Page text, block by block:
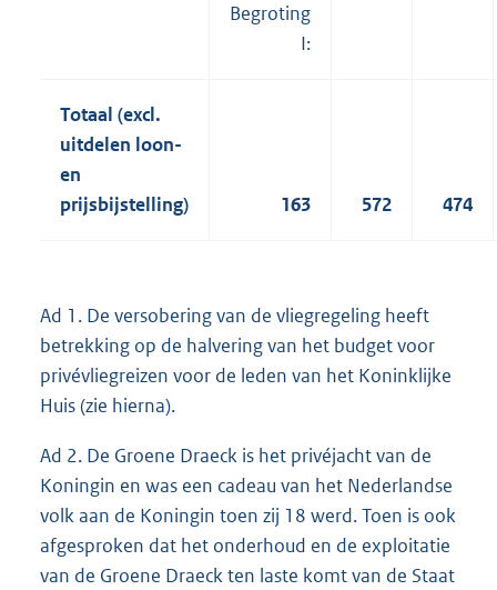
Begroting
I:
Totaal (excl.
uitdelen loon-
en
prijsbijstelling)
163 572 474
Ad 1. De versobering van de vliegregeling heeft
betrekking op de halvering van het budget voor
privévliegreizen voor de leden van het Koninklijke
Huis (zie hierna).
Ad 2. De Groene Draeck is het privéjacht van de
Koningin en was een cadeau van het Nederlandse
volk aan de Koningin toen zij 18 werd. Toen is ook
afgesproken dat het onderhoud en de exploitatie
van de Groene Draeck ten laste komt van de Staat